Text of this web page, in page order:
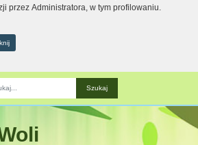
przez Administratora, w tym profilowaniu.